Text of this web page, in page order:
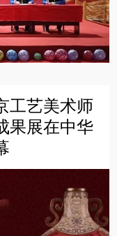
工艺美术师
果展在中华